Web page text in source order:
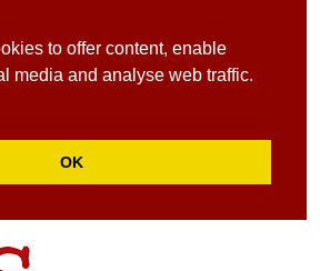
to offer content, enable
media and analyse web traffic.
OK